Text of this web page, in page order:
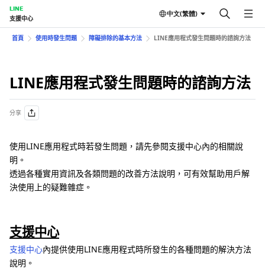
LINE
支援中心
中文(繁體)
首頁 使用時發生問題 障礙排除的基本方法 LINE應用程式發生問題時的諮詢方法
LINE應用程式發生問題時的諮詢方法
分享
使用LINE應用程式時若發生問題，請先參閱支援中心內的相關說
明。
透過各種實用資訊及各類問題的改善方法說明，可有效幫助用戶解
決使用上的疑難雜症。
支援中心
支援中心內提供使用LINE應用程式時所發生的各種問題的解決方法
說明。